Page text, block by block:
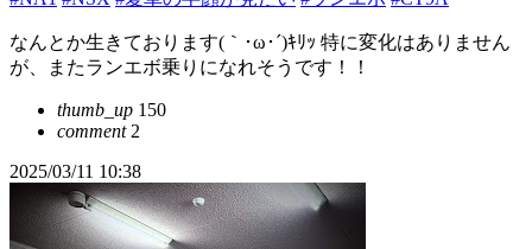
なんとか生きております(｀･ω･´)ｷﾘｯ 特に変化はありません
が、またランエボ乗りになれそうです！！
thumb_up 150
comment2
2025/03/11 10:38